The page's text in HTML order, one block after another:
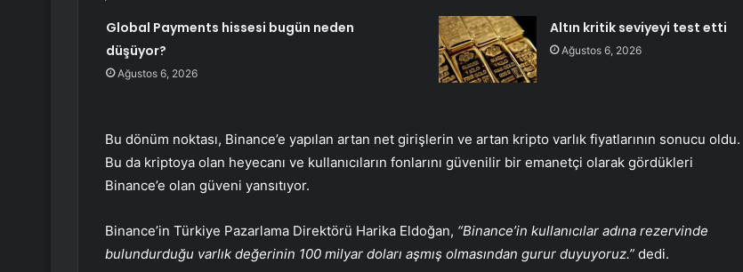
Global Payments hissesi bugün neden
düşüyor?
Ağustos 6, 2026
Altın kritik seviyeyi test etti
Ağustos 6, 2026
Bu dönüm noktası, Binance’e yapılan artan net girişlerin ve artan kripto varlık fiyatlarının sonucu oldu.
Bu da kriptoya olan heyecanı ve kullanıcıların fonlarını güvenilir bir emanetçi olarak gördükleri
Binance’e olan güveni yansıtıyor.
Binance’in Türkiye Pazarlama Direktörü Harika Eldoğan, “Binance’in kullanıcılar adına rezervinde
bulundurduğu varlık değerinin 100 milyar doları aşmış olmasından gurur duyuyoruz.” dedi.